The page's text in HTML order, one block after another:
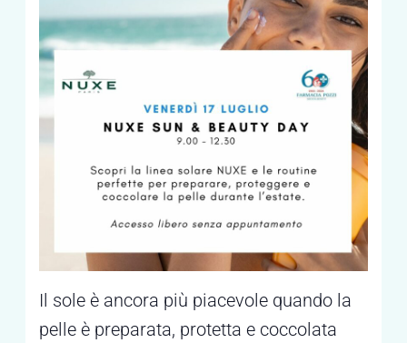
Il sole è ancora più piacevole quando la
pelle è preparata, protetta e coccolata